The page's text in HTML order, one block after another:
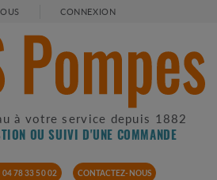
CONNEXION
à votre service depuis 1882
OU SUIVI D'UNE COMMANDE
04 78 33 50 02 CONTACTEZ-NOUS